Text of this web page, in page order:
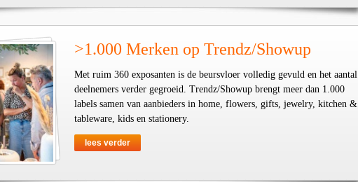
>1.000 Merken op Trendz/Showup
Met ruim 360 exposanten is de beursvloer volledig gevuld en het aantal
deelnemers verder gegroeid. Trendz/Showup brengt meer dan 1.000
labels samen van aanbieders in home, flowers, gifts, jewelry, kitchen &
tableware, kids en stationery.
lees verder